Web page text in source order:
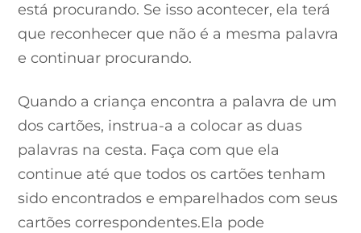
está procurando. Se isso acontecer, ela terá
que reconhecer que não é a mesma palavra
e continuar procurando.
Quando a criança encontra a palavra de um
dos cartões, instrua-a a colocar as duas
palavras na cesta. Faça com que ela
continue até que todos os cartões tenham
sido encontrados e emparelhados com seus
cartões correspondentes.Ela pode